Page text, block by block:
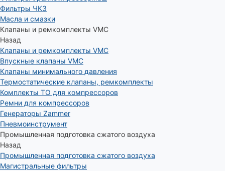
Фильтры ЧКЗ
Масла и смазки
Клапаны и ремкомплекты VMC
Назад
Клапаны и ремкомплекты VMC
Впускные клапаны VMC
Клапаны минимального давления
Термостатические клапаны, ремкомплекты
Комплекты ТО для компрессоров
Ремни для компрессоров
Генераторы Zammer
Пневмоинструмент
Промышленная подготовка сжатого воздуха
Назад
Промышленная подготовка сжатого воздуха
Магистральные фильтры